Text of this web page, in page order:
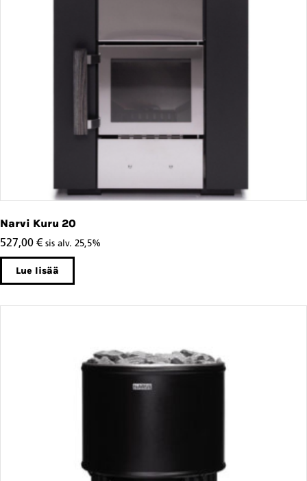
Narvi Kuru 20
527,00 € sis alv. 25,5%
Lue lisää